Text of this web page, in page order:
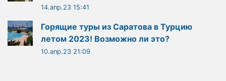
14.апр.23 15:41
Горящие туры из Саратова в Турцию
летом 2023! Возможно ли это?
10.апр.23 21:09